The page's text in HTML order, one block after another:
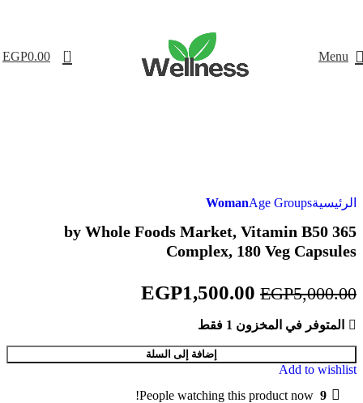
Menu
0
EGP0.00
الرئيسيةAge Groups
Woman
365 by Whole Foods Market, Vitamin B50
Complex, 180 Veg Capsules
EGP5,000.00
EGP1,500.00
المتوفر في المخزون 1 فقط
إضافة إلى السلة
Add to wishlist
9
People watching this product now!